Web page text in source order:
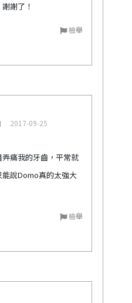
謝了！
檢舉
2017-09-25
痛我的牙齒，平常就
說Domo真的太強大
檢舉